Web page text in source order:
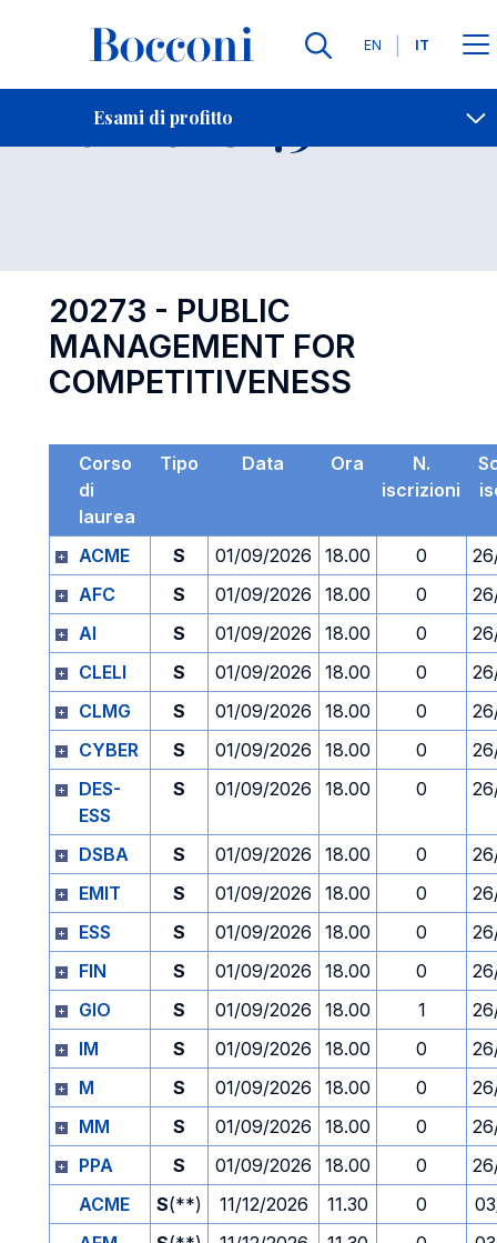
Lingue
EN IT
Esami di profitto
Contatti
Esame 20273 Open
20273 - PUBLIC
MANAGEMENT FOR
COMPETITIVENESS
Corso
di
laurea
Tipo Data Ora
N.
iscrizioni
ACME S 01/09/2026 18.00 0
AFC
S 01/09/2026 18.00 0
AI
S 01/09/2026 18.00 0
CLELI
S 01/09/2026 18.00 0
CLMG
S 01/09/2026 18.00 0
CYBER
S 01/09/2026 18.00 0
DES-
ESS
S 01/09/2026 18.00 0
DSBA S 01/09/2026 18.00 0
EMIT
S 01/09/2026 18.00 0
ESS
S 01/09/2026 18.00 0
FIN
S 01/09/2026 18.00 0
GIO
S 01/09/2026 18.00 1
IM
S 01/09/2026 18.00 0
M
S 01/09/2026 18.00 0
MM
S 01/09/2026 18.00 0
PPA
S 01/09/2026 18.00 0
ACME
S(**) 11/12/2026 11.30 0